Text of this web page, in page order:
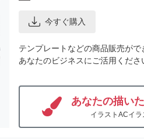
今すぐ購入
テンプレートなどの商品販売がで
あなたのビジネスにご活用くださ
あなたの描い
イラストACイ